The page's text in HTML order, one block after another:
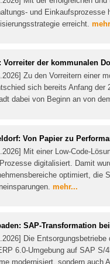
und Einkaufsprozesse
erreicht.
Vorreiter der kommunalen
Zu den Vorreitern einer
sich bereits Anfang der
dabei von Beginn an von
Von Papier zu
Mit einer Low-Code-
digitalisiert. Damit
optimiert, die
mehr...
SAP-Transformation
Die
6.0-Umgebung auf SAP S/
modernisiert, sondern auch